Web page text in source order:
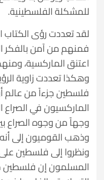
للمشكلة الفلسطينية.
لقد تعددت رؤى الكتاب
فمنهم من آمن
اعتنق الماركسية،
وهكذا تعددت زاوية
فلسطين جزءاً من عالم
الماركسيون في الصراع
وجهاً من وجوه الصراع
وذهب القوميون إلى
ونظروا إلى فلسطين
المسلمون إن فلسطين